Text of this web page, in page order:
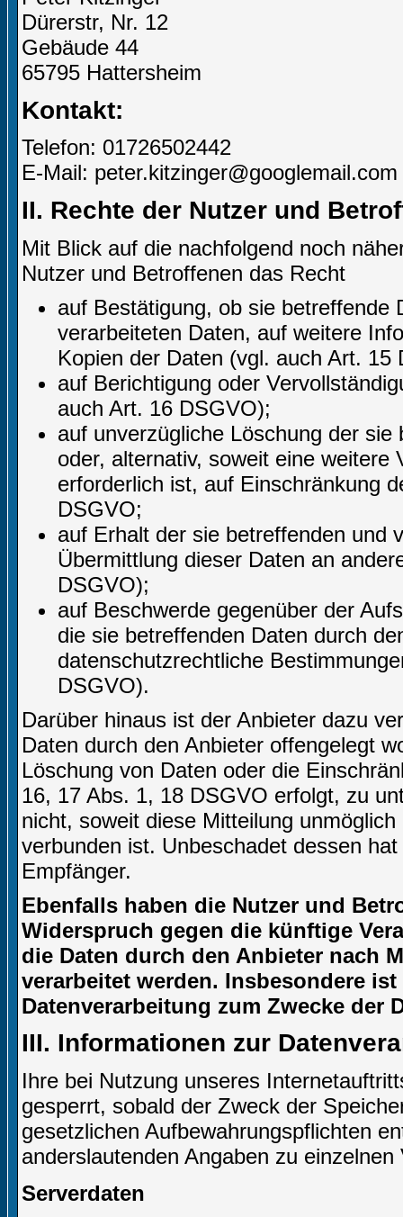
Dürerstr, Nr. 12
Gebäude 44
65795 Hattersheim
Kontakt:
Telefon: 01726502442
E-Mail: peter.kitzinger@googlemail.com
II. Rechte der Nutzer und
Mit Blick auf die nachfolgend noch
Nutzer und Betroffenen das Recht
auf Bestätigung, ob sie betreffende
verarbeiteten Daten, auf weitere
Kopien der Daten (vgl. auch Art. 15
auf Berichtigung oder
auch Art. 16 DSGVO);
auf unverzügliche Löschung der
oder, alternativ, soweit eine
erforderlich ist, auf Einschränkung
DSGVO;
auf Erhalt der sie betreffenden und
Übermittlung dieser Daten an
DSGVO);
auf Beschwerde gegenüber der
die sie betreffenden Daten durch
datenschutzrechtliche
DSGVO).
Darüber hinaus ist der Anbieter dazu
Daten durch den Anbieter offengelegt
Löschung von Daten oder die
16, 17 Abs. 1, 18 DSGVO erfolgt, zu
nicht, soweit diese Mitteilung
verbunden ist. Unbeschadet dessen
Empfänger.
Ebenfalls haben die Nutzer und
Widerspruch gegen die künftige
die Daten durch den Anbieter nach
verarbeitet werden. Insbesondere
Datenverarbeitung zum Zwecke der
III. Informationen zur
Ihre bei Nutzung unseres
gesperrt, sobald der Zweck der
gesetzlichen Aufbewahrungspflichten
anderslautenden Angaben zu
Serverdaten